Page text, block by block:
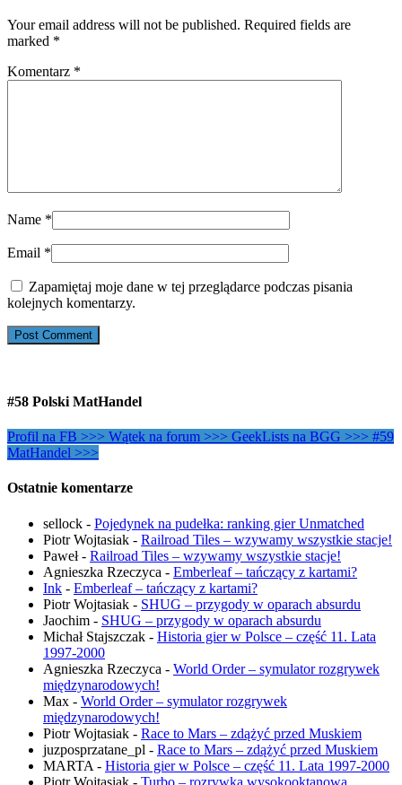
Your email address will not be published. Required fields are
marked *
Komentarz *
Name *
Email *
Zapamiętaj moje dane w tej przeglądarce podczas pisania
kolejnych komentarzy.
#58 Polski MatHandel
Profil na FB >>> Wątek na forum >>> GeekLists na BGG >>> #59
MatHandel >>>
Ostatnie komentarze
sellock - Pojedynek na pudełka: ranking gier Unmatched
Piotr Wojtasiak - Railroad Tiles – wzywamy wszystkie stacje!
Paweł- Railroad Tiles – wzywamy wszystkie stacje!
Agnieszka Rzeczyca - Emberleaf – tańczący z kartami?
Ink - Emberleaf – tańczący z kartami?
Piotr Wojtasiak - SHUG – przygody w oparach absurdu
Jaochim - SHUG – przygody w oparach absurdu
Michał Stajszczak - Historia gier w Polsce – część 11. Lata
1997-2000
Agnieszka Rzeczyca - World Order – symulator rozgrywek
międzynarodowych!
Max - World Order – symulator rozgrywek
międzynarodowych!
Piotr Wojtasiak - Race to Mars – zdążyć przed Muskiem
juzposprzatane_pl - Race to Mars – zdążyć przed Muskiem
MARTA - Historia gier w Polsce – część 11. Lata 1997-2000
Piotr Wojtasiak - Turbo – rozrywka wysokooktanowa